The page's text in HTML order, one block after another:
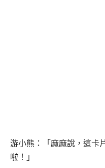
游小熊：「麻麻說，這卡
啦！」